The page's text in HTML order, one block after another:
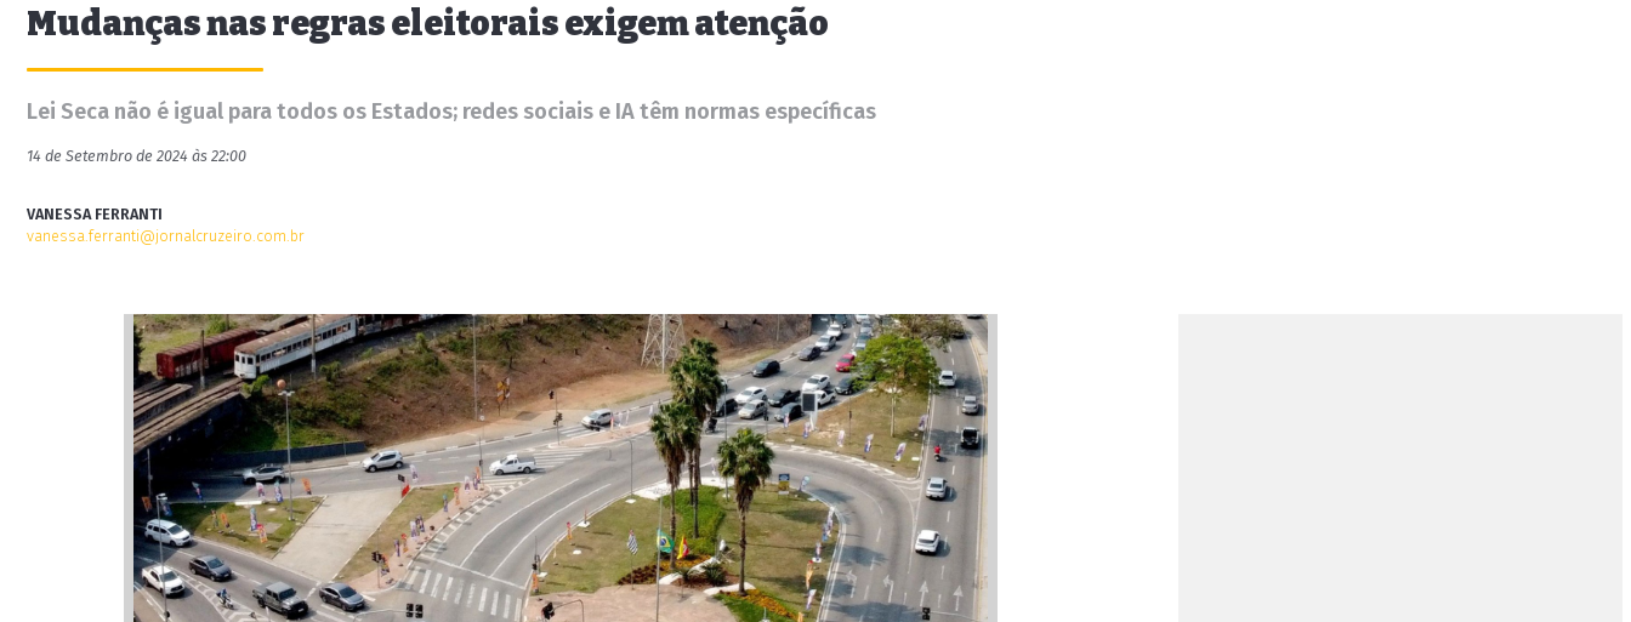
Mudanças nas regras eleitorais exigem atenção
Lei Seca não é igual para todos os Estados; redes sociais e IA têm normas específicas
14 de Setembro de 2024 às 22:00
VANESSA FERRANTI
vanessa.ferranti@jornalcruzeiro.com.br